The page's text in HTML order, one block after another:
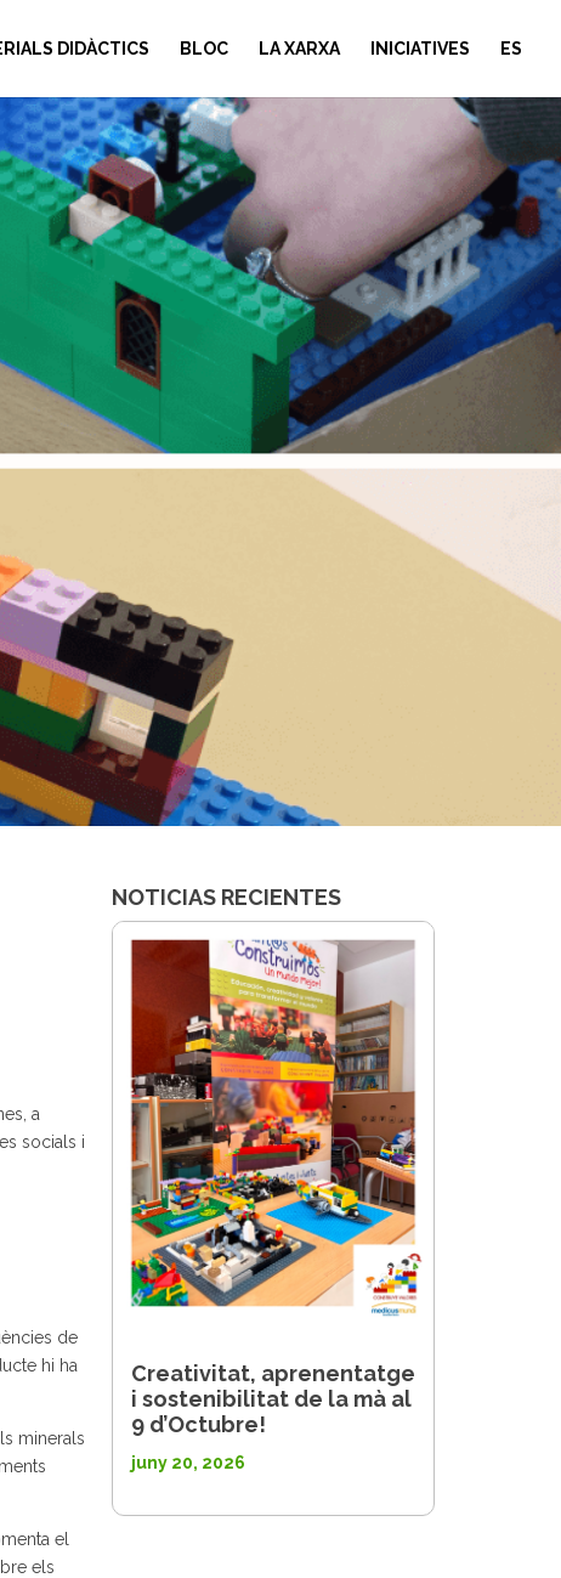
DIDÀCTICS BLOC LA XARXA INICIATIVES ES
a
socials i
de
hi ha
minerals
el
els
NOTICIAS RECIENTES
Creativitat, aprenentatge
i sostenibilitat de la mà al
9 d’Octubre!
juny 20, 2026